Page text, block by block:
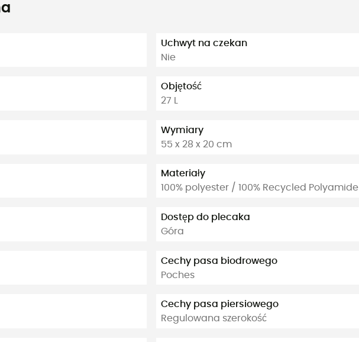
Uchwyt na czekan
Nie
Objętość
27 L
Wymiary
55 x 28 x 20 cm
Materiały
100% polyester / 100% Recycled Polyamide
Dostęp do plecaka
Góra
Cechy pasa biodrowego
Poches
Cechy pasa piersiowego
Regulowana szerokość